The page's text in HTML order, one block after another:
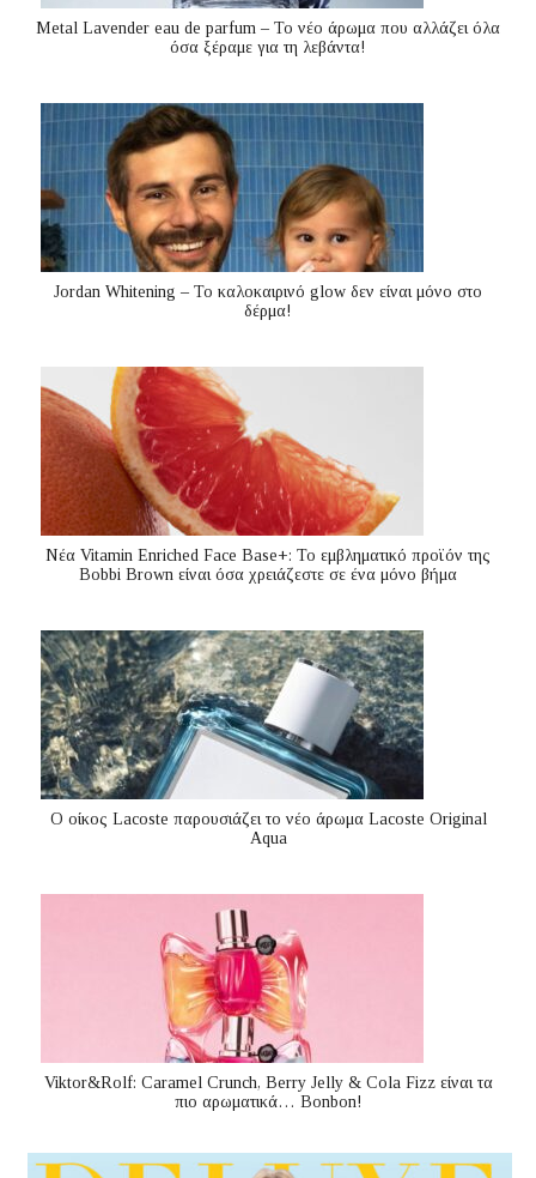
Metal Lavender eau de parfum – Το νέο άρωμα που αλλάζει όλα
όσα ξέραμε για τη λεβάντα!
Jordan Whitening – Το καλοκαιρινό glow δεν είναι μόνο στο
δέρμα!
Nέα Vitamin Enriched Face Base+: Το εμβληματικό προϊόν της
Bobbi Brown είναι όσα χρειάζεστε σε ένα μόνο βήμα
Ο οίκος Lacoste παρουσιάζει το νέο άρωμα Lacoste Original
Aqua
Viktor&Rolf: Caramel Crunch, Berry Jelly & Cola Fizz είναι τα
πιο αρωματικά… Bonbon!